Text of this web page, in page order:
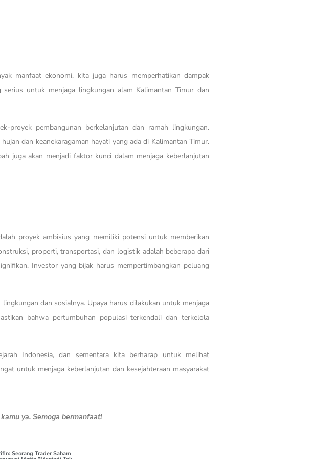
manfaat ekonomi, kita juga harus memperhatikan dampak
untuk menjaga lingkungan alam Kalimantan Timur dan
proyek pembangunan berkelanjutan dan ramah lingkungan.
dan keanekaragaman hayati yang ada di Kalimantan Timur.
juga akan menjadi faktor kunci dalam menjaga keberlanjutan
proyek ambisius yang memiliki potensi untuk memberikan
properti, transportasi, dan logistik adalah beberapa dari
Investor yang bijak harus mempertimbangkan peluang
dan sosialnya. Upaya harus dilakukan untuk menjaga
bahwa pertumbuhan populasi terkendali dan terkelola
Indonesia, dan sementara kita berharap untuk melihat
untuk menjaga keberlanjutan dan kesejahteraan masyarakat
ya. Semoga bermanfaat!
Seorang Trader Saham